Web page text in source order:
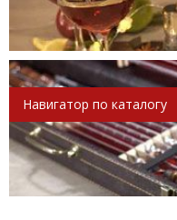
Навигатор по каталогу